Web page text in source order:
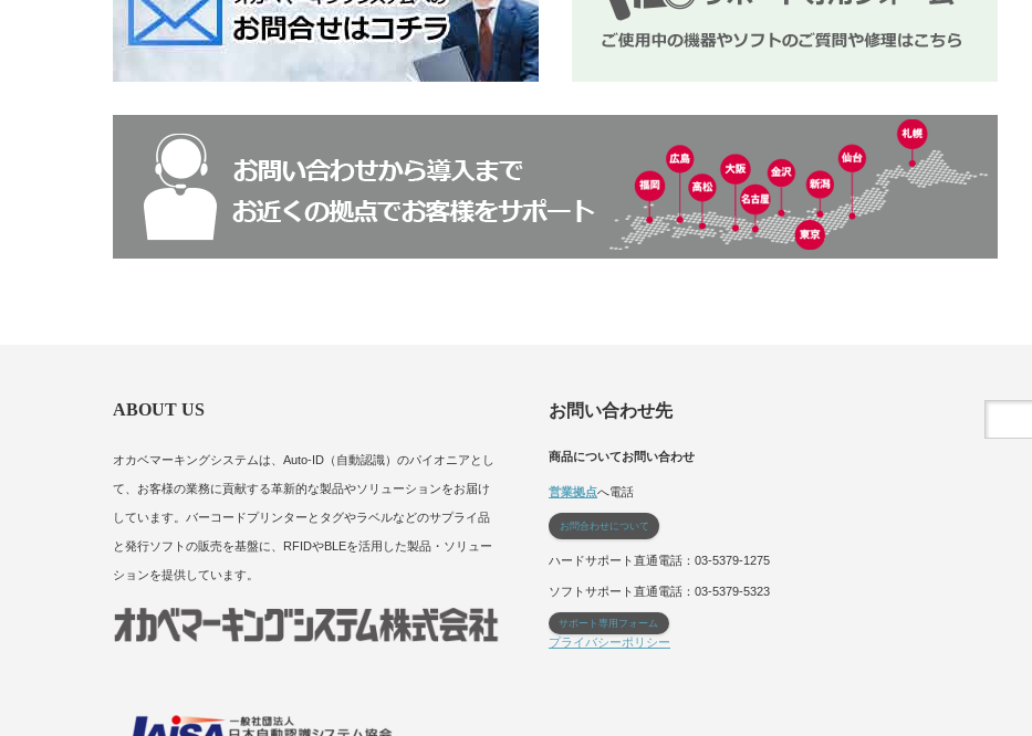
ABOUT US
オカベマーキングシステムは、Auto-ID（自動認識）のパイオニアとし
て、お客様の業務に貢献する革新的な製品やソリューションをお届け
しています。バーコードプリンターとタグやラベルなどのサプライ品
と発行ソフトの販売を基盤に、RFIDやBLEを活用した製品・ソリュー
ションを提供しています。
お問い合わせ先
商品についてお問い合わせ
営業拠点へ電話
お問合わせについて
ハードサポート直通電話：03-5379-1275
ソフトサポート直通電話：03-5379-5323
サポート専用フォーム
プライバシーポリシー